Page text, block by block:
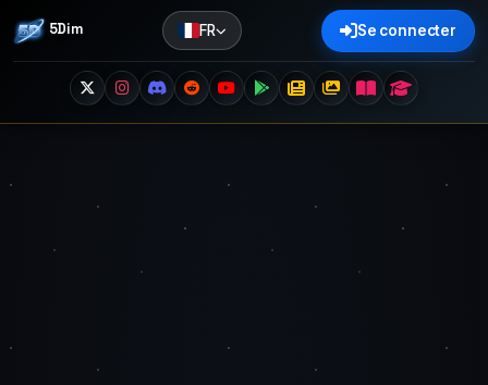
5Dim FR Se connecter